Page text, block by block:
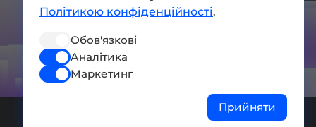
Політика конфіденційності
СОЦ. МЕРЕЖІ
Політикою конфіденційності.
Обов'язкові
Аналітика
Маркетинг
Прийняти